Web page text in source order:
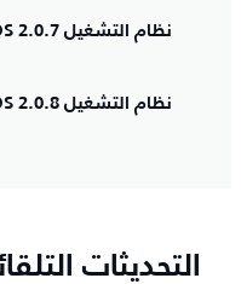
نظام التشغيل OS 2.0.7
نظام التشغيل OS 2.0.8
التحديثات